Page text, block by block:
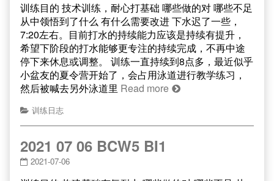
训练目的 技术训练，耐心打基础 哪些做的对 哪些不足
从中领悟到了什么 有什么需要改进 下水迟了一些，
7:20左右。目前打水的持续能力应该是持续有提升，
希望下阶段的打水能够更专注的持续完成，不再中途
停下来休息或调整。 训练一直持续到8点多，最近似乎
小盆友的夏令营开始了，会占用泳道进行教学练习，
然后被喊去另外泳道里 Read more
训练日志
2021 07 06 BCW5 BI1
2021-07-06